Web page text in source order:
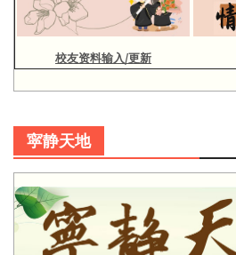
校友资料输入/更新
寜静天地